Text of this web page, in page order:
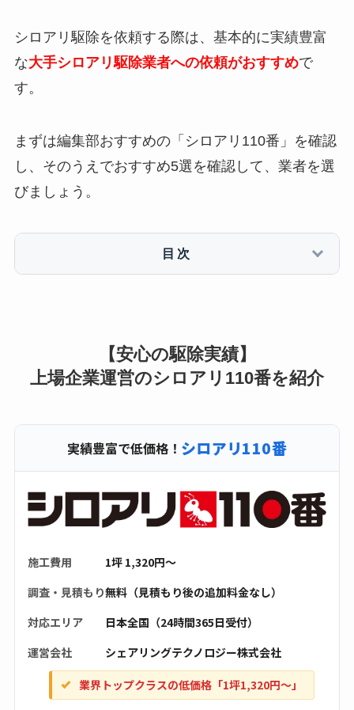
シロアリ駆除を依頼する際は、基本的に実績豊富
な大手シロアリ駆除業者への依頼がおすすめで
す。
まずは編集部おすすめの「シロアリ110番」を確認
し、そのうえでおすすめ5選を確認して、業者を選
びましょう。
目次
【安心の駆除実績】
上場企業運営のシロアリ110番を紹介
実績豊富で低価格！ シロアリ110番
施工費用
1坪 1,320円〜
調査・見積もり無料（見積もり後の追加料金なし）
対応エリア
日本全国（24時間365日受付）
運営会社
シェアリングテクノロジー株式会社
業界トップクラスの低価格「1坪1,320円〜」